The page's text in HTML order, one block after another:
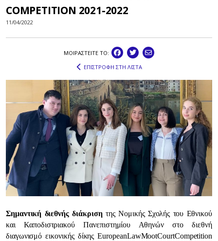
COMPETITION 2021-2022
11/04/2022
ΜΟΙΡΑΣΤEIΤΕ ΤΟ:
ΕΠΙΣΤΡΟΦΗ ΣΤΗ ΛΙΣΤΑ
Σημαντική διεθνής διάκρισητης Νομικής Σχολής του Εθνικού
και Καποδιστριακού Πανεπιστημίου Αθηνών στο διεθνή
διαγωνισμό εικονικής δίκηςEuropeanLawMootCourtCompetition